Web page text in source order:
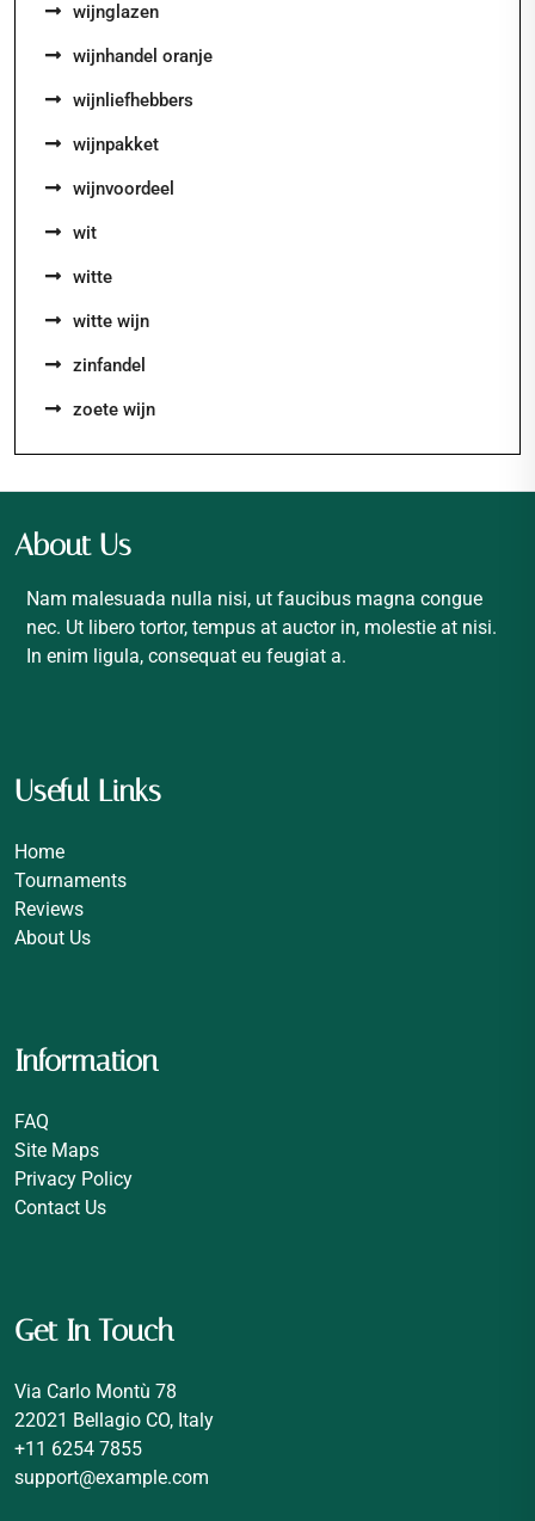
wijnglazen
wijnhandel oranje
wijnliefhebbers
wijnpakket
wijnvoordeel
wit
witte
witte wijn
zinfandel
zoete wijn
About Us
Nam malesuada nulla nisi, ut faucibus magna congue
nec. Ut libero tortor, tempus at auctor in, molestie at nisi.
In enim ligula, consequat eu feugiat a.
Useful Links
Home
Tournaments
Reviews
About Us
Information
FAQ
Site Maps
Privacy Policy
Contact Us
Get In Touch
Via Carlo Montù 78
22021 Bellagio CO, Italy
+11 6254 7855
support@example.com